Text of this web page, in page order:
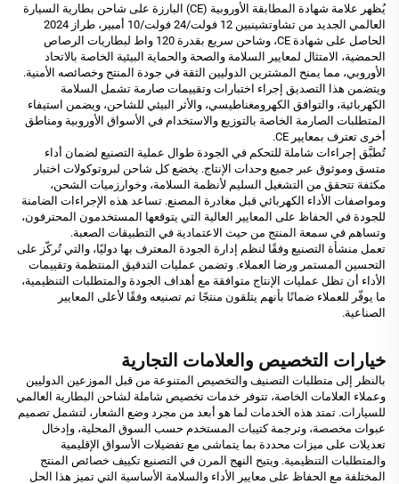
يُظهر علامة شهادة المطابقة الأوروبية (CE) البارزة على شاحن بطارية السيارة
العالمي الجديد من تشاوتشينبين 12 فولت/24 فولت/10 أمبير، طراز 2024
الحاصل على شهادة CE، وشاحن سريع بقدرة 120 واط لبطاريات الرصاص
الحمضية، الامتثال لمعايير السلامة والصحة والحماية البيئية الخاصة بالاتحاد
الأوروبي، مما يمنح المشترين الدوليين الثقة في جودة المنتج وخصائصه الأمنية.
ويتضمن هذا التصديق إجراء اختبارات وتقييمات صارمة تشمل السلامة
الكهربائية، والتوافق الكهرومغناطيسي، والأثر البيئي للشاحن، ويضمن استيفاء
المتطلبات الصارمة الخاصة بالتوزيع والاستخدام في الأسواق الأوروبية ومناطق
أخرى تعترف بمعايير CE.
تُطبَّق إجراءات شاملة للتحكم في الجودة طوال عملية التصنيع لضمان أداء
متسق وموثوق عبر جميع وحدات الإنتاج. يخضع كل شاحن لبروتوكولات اختبار
مكثفة تتحقق من التشغيل السليم لأنظمة السلامة، وخوارزميات الشحن،
ومواصفات الأداء الكهربائي قبل مغادرة المصنع. تساعد هذه الإجراءات الضامنة
للجودة في الحفاظ على المعايير العالية التي يتوقعها المستخدمون المحترفون،
وتساهم في سمعة المنتج من حيث الاعتمادية في التطبيقات الصعبة.
تعمل منشأة التصنيع وفقًا لنظم إدارة الجودة المعترف بها دوليًا، والتي تُركّز على
التحسين المستمر ورضا العملاء. وتضمن عمليات التدقيق المنتظمة وتقييمات
الأداء أن تظل عمليات الإنتاج متوافقة مع أهداف الجودة والمتطلبات التنظيمية،
ما يوفّر للعملاء ضمانًا بأنهم يتلقون منتجًا تم تصنيعه وفقًا لأعلى المعايير
الصناعية.
خيارات التخصيص والعلامات التجارية
بالنظر إلى متطلبات التصنيف والتخصيص المتنوعة من قبل الموزعين الدوليين
وعملاء العلامات الخاصة، تتوفر خدمات تخصيص شاملة لشاحن البطارية العالمي
للسيارات. تمتد هذه الخدمات لما هو أبعد من مجرد وضع الشعار، لتشمل تصميم
عبوات مخصصة، وترجمة كتيبات المستخدم حسب السوق المحلية، وإدخال
تعديلات على ميزات محددة بما يتماشى مع تفضيلات الأسواق الإقليمية
والمتطلبات التنظيمية. ويتيح النهج المرن في التصنيع تكييف خصائص المنتج
المختلفة مع الحفاظ على معايير الأداء والسلامة الأساسية التي تميز هذا الحل